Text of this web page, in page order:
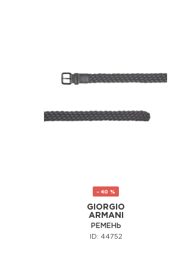
- 40 %
GIORGIO
ARMANI
РЕМЕНЬ
ID: 44752